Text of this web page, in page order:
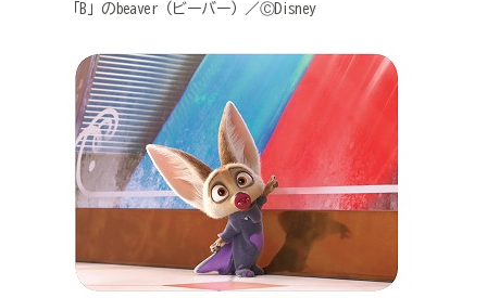
「B」のbeaver（ビーバー）／ⒸDisney